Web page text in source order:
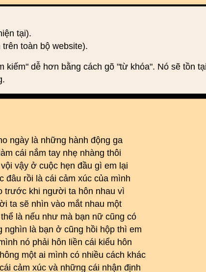
tại).
toàn bộ website).
dễ hơn bằng cách gõ "từ khóa". Nó sẽ tồn
ngày là những hành động ga
cái nắm tay nhẹ nhàng thôi
vậy ở cuộc hẹn đầu gì em lại
rồi là cái cảm xúc của mình
trước khi người ta hôn nhau vì
ta sẽ nhìn vào mắt nhau một
là nếu như mà bạn nữ cũng có
là bạn ở cũng hồi hộp thì em
nó phải hôn liền cái kiểu hôn
một ai mình có nhiều cách khác
cảm xúc và những cái nhận định